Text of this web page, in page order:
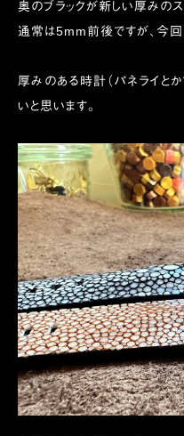
奥のブラックが新しい厚みのス
通常は5mm前後ですが、今回
厚みのある時計（パネライと
いと思います。